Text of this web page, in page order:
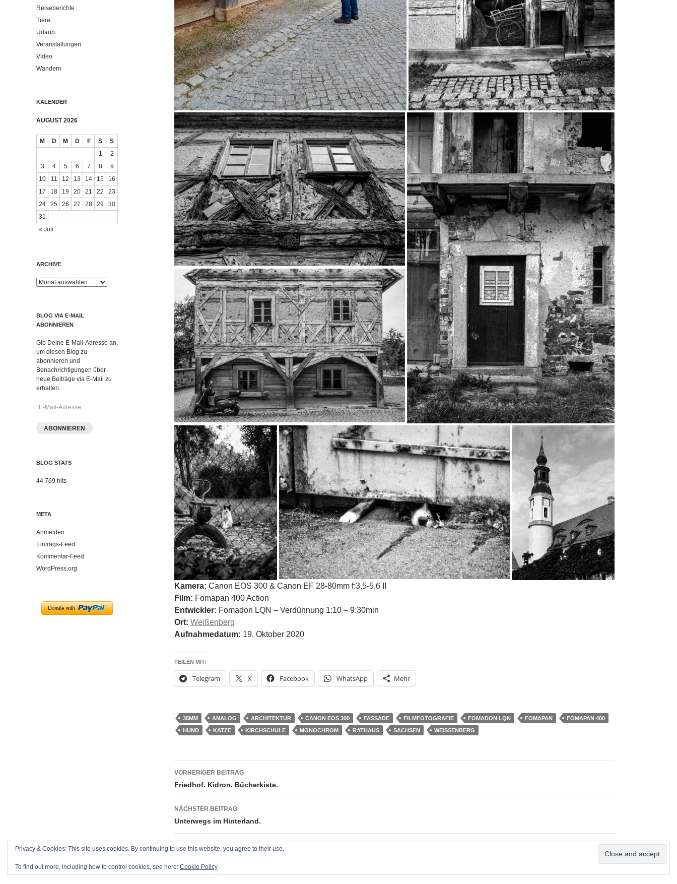
Kamera: Canon EOS 300 & Canon EF 28-80mm f:3,5-5,6 II
Film: Fomapan 400 Action
Entwickler: Fomadon LQN – Verdünnung 1:10 – 9:30min
Ort: Weißenberg
Aufnahmedatum: 19. Oktober 2020
TEILEN MIT:
Telegram X Facebook WhatsApp Mehr
35MM ANALOG ARCHITEKTUR CANON EOS 300 FASSADE FILMFOTOGRAFIE FOMADON LQN FOMAPAN
FOMAPAN 400
HUND
KATZE KIRCHSCHULE MONOCHROM RATHAUS SACHSEN WEISSENBERG
Beitragsnavigation
VORHERIGER BEITRAG
Friedhof. Kidron. Bücherkiste.
NÄCHSTER BEITRAG
Unterwegs im Hinterland.
Reiseberichte
Tiere
Urlaub
Veranstaltungen
Video
Wandern
KALENDER
AUGUST 2026
M D M D F S
S
1
2
3
4 5 6 7 8
9
10
11 12 13 14 15
16
17
18 19 20 21 22
23
24
25 26 27 28 29
30
31
« Juli
ARCHIVE
Archive
BLOG VIA E-MAIL
ABONNIEREN
Gib Deine E-Mail-Adresse an,
um diesen Blog zu
abonnieren und
Benachrichtigungen über
neue Beiträge via E-Mail zu
erhalten.
E-
ABONNIEREN
BLOG STATS
44.769 hits
META
Anmelden
Eintrags-Feed
Kommentar-Feed
WordPress.org
Privacy & Cookies: This site uses cookies. By continuing to use this website, you agree to their use.
To find out more, including how to control cookies, see here: Cookie Policy